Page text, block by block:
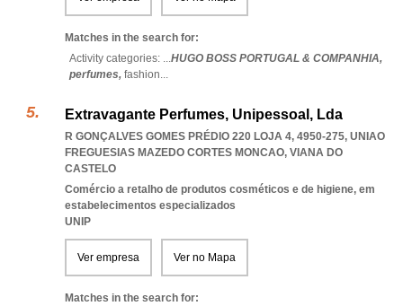
Matches in the search for:
Activity categories: ...HUGO BOSS PORTUGAL & COMPANHIA,
perfumes, fashion...
Extravagante Perfumes, Unipessoal, Lda
R GONÇALVES GOMES PRÉDIO 220 LOJA 4, 4950-275, UNIAO
FREGUESIAS MAZEDO CORTES MONCAO, VIANA DO
CASTELO
Comércio a retalho de produtos cosméticos e de higiene, em
estabelecimentos especializados
UNIP
Ver empresa Ver no Mapa
Matches in the search for: